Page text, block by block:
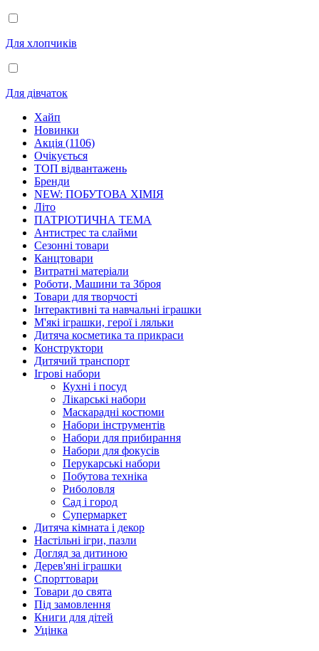
Для хлопчиків
Для дівчаток
Хайп
Новинки
Акція (1106)
Очікується
ТОП відвантажень
Бренди
NEW: ПОБУТОВА ХІМІЯ
Літо
ПАТРІОТИЧНА ТЕМА
Антистрес та слайми
Сезонні товари
Канцтовари
Витратні матеріали
Роботи, Машини та Зброя
Товари для творчості
Інтерактивні та навчальні іграшки
М'які іграшки, герої і ляльки
Дитяча косметика та прикраси
Конструктори
Дитячий транспорт
Ігрові набори
Кухні і посуд
Лікарські набори
Маскарадні костюми
Набори інструментів
Набори для прибирання
Набори для фокусів
Перукарські набори
Побутова техніка
Риболовля
Сад і город
Супермаркет
Дитяча кімната і декор
Настільні ігри, пазли
Догляд за дитиною
Дерев'яні іграшки
Спорттовари
Товари до свята
Під замовлення
Книги для дітей
Уцінка